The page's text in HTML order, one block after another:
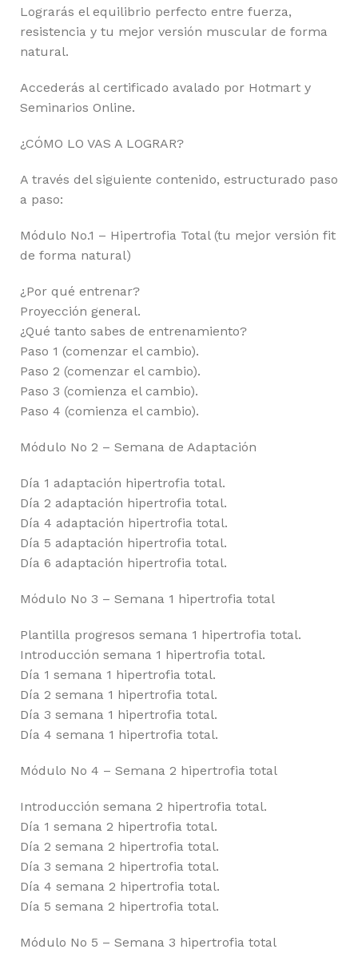
Lograrás el equilibrio perfecto entre fuerza,
resistencia y tu mejor versión muscular de forma
natural.
Accederás al certificado avalado por Hotmart y
Seminarios Online.
¿CÓMO LO VAS A LOGRAR?
A través del siguiente contenido, estructurado paso
a paso:
Módulo No.1 – Hipertrofia Total (tu mejor versión fit
de forma natural)
¿Por qué entrenar?
Proyección general.
¿Qué tanto sabes de entrenamiento?
Paso 1 (comenzar el cambio).
Paso 2 (comenzar el cambio).
Paso 3 (comienza el cambio).
Paso 4 (comienza el cambio).
Módulo No 2 – Semana de Adaptación
Día 1 adaptación hipertrofia total.
Día 2 adaptación hipertrofia total.
Día 4 adaptación hipertrofia total.
Día 5 adaptación hipertrofia total.
Día 6 adaptación hipertrofia total.
Módulo No 3 – Semana 1 hipertrofia total
Plantilla progresos semana 1 hipertrofia total.
Introducción semana 1 hipertrofia total.
Día 1 semana 1 hipertrofia total.
Día 2 semana 1 hipertrofia total.
Día 3 semana 1 hipertrofia total.
Día 4 semana 1 hipertrofia total.
Módulo No 4 – Semana 2 hipertrofia total
Introducción semana 2 hipertrofia total.
Día 1 semana 2 hipertrofia total.
Día 2 semana 2 hipertrofia total.
Día 3 semana 2 hipertrofia total.
Día 4 semana 2 hipertrofia total.
Día 5 semana 2 hipertrofia total.
Módulo No 5 – Semana 3 hipertrofia total